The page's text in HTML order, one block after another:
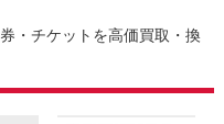
・チケットを高価買取・換